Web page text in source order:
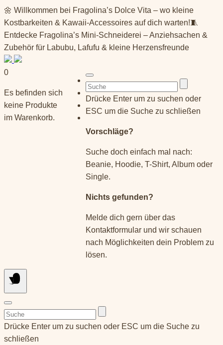
Springe
zum
Inhalt
🌼 Willkommen bei Fragolina’s Dolce Vita – wo kleine
Kostbarkeiten & Kawaii-Accessoires auf dich warten!🧵
Entdecke Fragolina’s Mini-Schneiderei – Anziehsachen &
Zubehör für Labubu, Lafufu & kleine Herzensfreunde
0
Es befinden sich
keine Produkte
im Warenkorb.
Suchen
nach:
Drücke Enter um zu suchen oder
ESC um die Suche zu schließen
Vorschläge?
Suche doch einfach mal nach:
Beanie, Hoodie, T-Shirt, Album oder
Single.
Nichts gefunden?
Melde dich gern über das
Kontaktformular und wir schauen
nach Möglichkeiten dein Problem zu
lösen.
Suchen
nach:
Drücke Enter um zu suchen oder ESC um die Suche zu
schließen